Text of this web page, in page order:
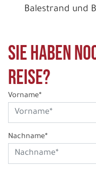
Balestrand und
Sie haben
Reise?
Vorname*
Nachname*